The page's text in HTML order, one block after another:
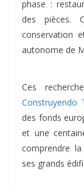
phase :
des pièces.
conservation
autonome de
Ces
Construyendo
des fonds
et une
comprendre
ses grands